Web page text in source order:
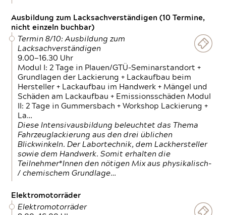
Ausbildung zum Lacksachverständigen (10 Termine,
nicht einzeln buchbar)
Termin 8/10: Ausbildung zum
Lacksachverständigen
9.00—16.30 Uhr
Modul I: 2 Tage in Plauen/GTÜ-Seminarstandort +
Grundlagen der Lackierung + Lackaufbau beim
Hersteller + Lackaufbau im Handwerk + Mängel und
Schäden am Lackaufbau + Emissionsschäden Modul
II: 2 Tage in Gummersbach + Workshop Lackierung +
La…
Diese Intensivausbildung beleuchtet das Thema
Fahrzeuglackierung aus den drei üblichen
Blickwinkeln. Der Labortechnik, dem Lackhersteller
sowie dem Handwerk. Somit erhalten die
Teilnehmer*Innen den nötigen Mix aus physikalisch-
/ chemischem Grundlage…
Elektromotorräder
Elektromotorräder